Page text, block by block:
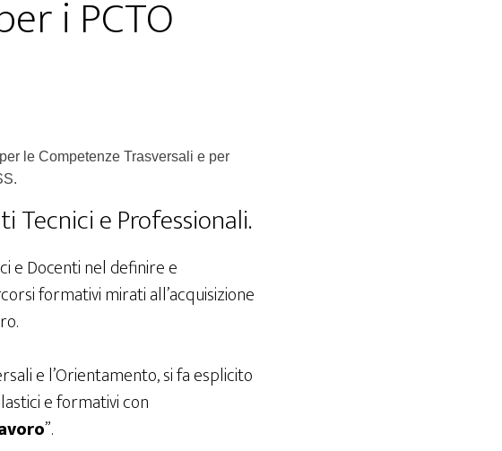
i PCTO
le Competenze Trasversali e per
e Professionali.
e Docenti nel definire e
formativi mirati all’acquisizione
e l’Orientamento, si fa esplicito
e formativi con
”.